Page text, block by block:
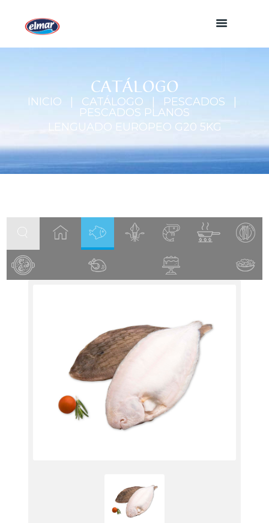
CATÁLOGO
INICIO CATÁLOGO
PESCADOS
PESCADOS PLANOS
LENGUADO EUROPEO G20 5KG